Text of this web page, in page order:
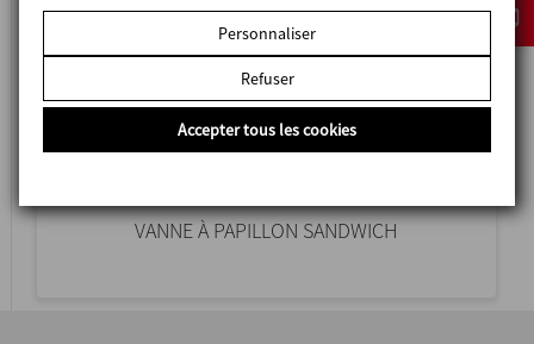
VANNE À PAPILLON SANDWICH
Personnaliser
Refuser
Accepter tous les cookies